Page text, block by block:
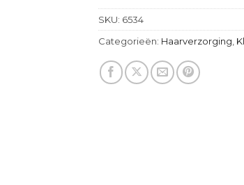
SKU: 6534
Categorieën: Haarverzorging